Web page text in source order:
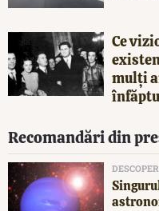
Ce
mulți
Recomandări din